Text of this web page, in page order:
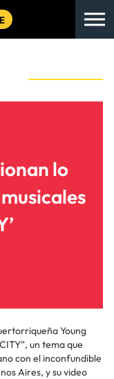
lo
Young
un tema que
con el inconfundible
Aires, y su video